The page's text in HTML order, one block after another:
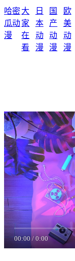
哈密
瓜动
漫
大
家
在
看
日
本
动
漫
国
产
动
漫
欧
美
动
漫
大家在看 日本动漫
00:00/0:00